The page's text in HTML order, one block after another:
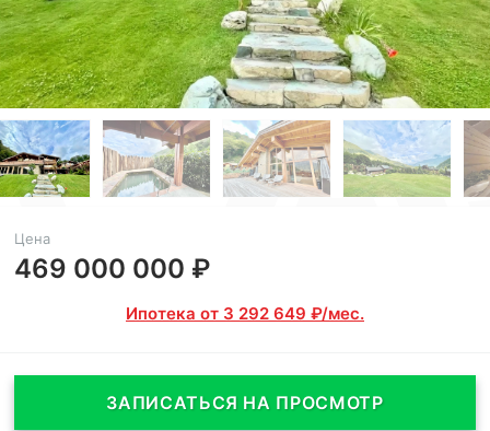
Цена
469 000 000 ₽
Ипотека от 3 292 649 ₽/мес.
ЗАПИСАТЬСЯ НА ПРОСМОТР